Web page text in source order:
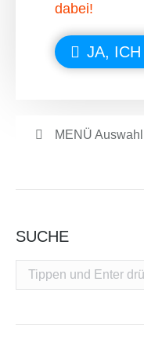
dabei!
JA, ICH
MENÜ Auswahl
SUCHE
Search: